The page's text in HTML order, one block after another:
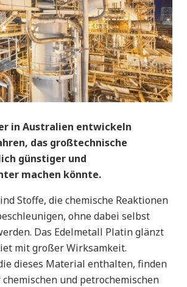
in Australien entwickeln
das großtechnische
günstiger und
machen könnte.
Stoffe, die chemische Reaktionen
ohne dabei selbst
Das Edelmetall Platin glänzt
mit großer Wirksamkeit.
dieses Material enthalten, finden
und petrochemischen